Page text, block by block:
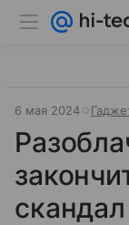
6 мая 2024